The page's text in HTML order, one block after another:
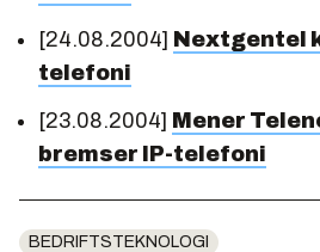
[24.08.2004] Nextgentel
telefoni
[23.08.2004] Mener
bremser IP-telefoni
BEDRIFTSTEKNOLOGI